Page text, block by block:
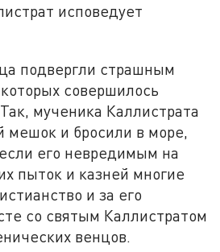
исповедует
подвергли страшным
совершилось
мученика Каллистрата
мешок и бросили в море,
его невредимым на
пыток и казней многие
и за его
со святым Каллистратом
венцов.